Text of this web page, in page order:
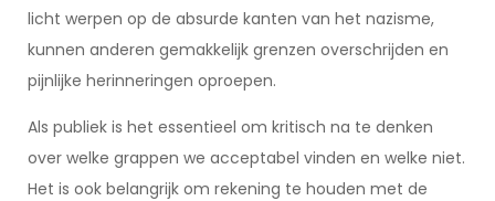
licht werpen op de absurde kanten van het nazisme,
kunnen anderen gemakkelijk grenzen overschrijden en
pijnlijke herinneringen oproepen.
Als publiek is het essentieel om kritisch na te denken
over welke grappen we acceptabel vinden en welke niet.
Het is ook belangrijk om rekening te houden met de